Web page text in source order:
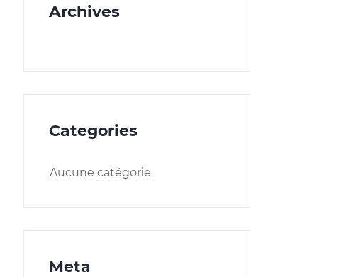
Archives
Categories
Aucune catégorie
Meta